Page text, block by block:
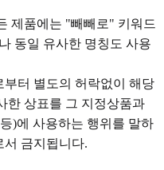
제품에는 "빼빼로" 키워드
동일 유사한 명칭도 사용
터 별도의 허락없이 해당
한 상표를 그 지정상품과
)에 사용하는 행위를 말하
서 금지됩니다.